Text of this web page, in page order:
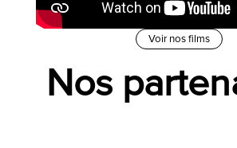
Voir nos films
Nos